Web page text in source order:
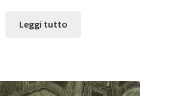
Leggi tutto